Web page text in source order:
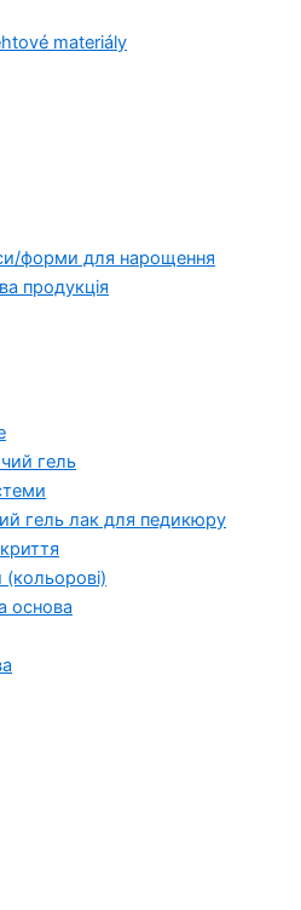
materiály
форми для нарощення
продукція
гель
гель лак для педикюру
основа
ціна:
ціна:
ціна: